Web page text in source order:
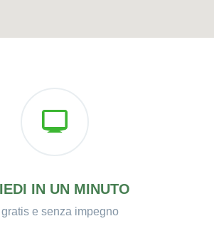
IN UN MINUTO
gratis e senza impegno